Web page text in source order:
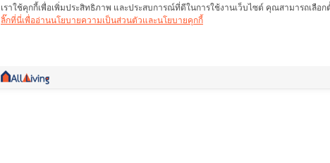
เราใช้คุกกี้เพื่อเพิ่มประสิทธิภาพ และประสบการณ์ที่ดีในการใช้งานเว็บไซต์ คุณสามารถเลื
ลิ๊กที่นี่เพื่ออ่านนโยบายความเป็นส่วนตัวและนโยบายคุกกี้